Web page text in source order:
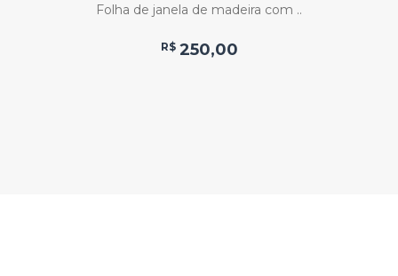
Folha de janela de madeira com ..
R$ 250,00